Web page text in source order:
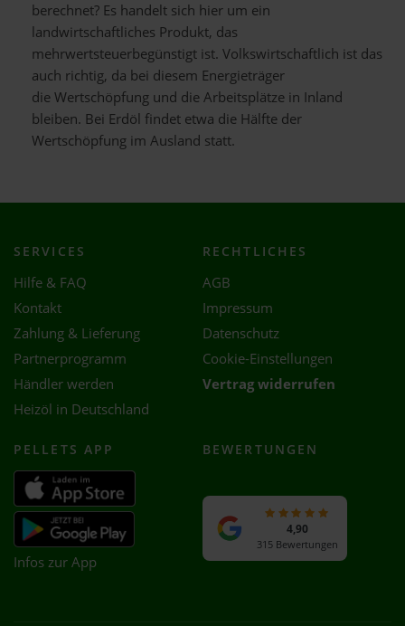
berechnet? Es handelt sich hier um ein
landwirtschaftliches Produkt, das
mehrwertsteuerbegünstigt ist. Volkswirtschaftlich ist das
auch richtig, da bei diesem Energieträger
die Wertschöpfung und die Arbeitsplätze in Inland
bleiben. Bei Erdöl findet etwa die Hälfte der
Wertschöpfung im Ausland statt.
SERVICES
Hilfe & FAQ
Kontakt
Zahlung & Lieferung
Partnerprogramm
Händler werden
Heizöl in Deutschland
RECHTLICHES
AGB
Impressum
Datenschutz
Cookie-Einstellungen
Vertrag widerrufen
PELLETS APP
Infos zur App
BEWERTUNGEN
4,90
315 Bewertungen